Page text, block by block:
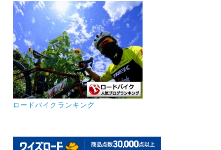
ロードバイクランキング